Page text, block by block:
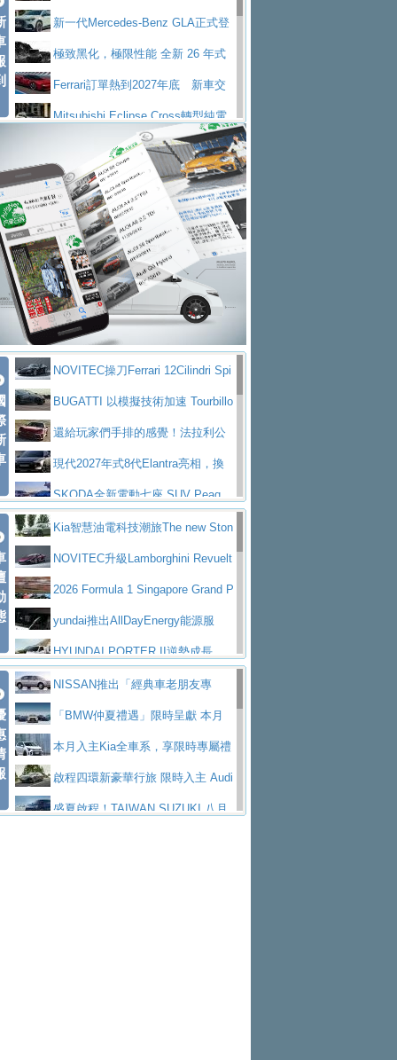
駕，MAZDA CX-90 33T AWD Premium Ca
ptain Seat
EV
技的座駕! Ford Territory中型油電休旅
SO Super Great今日在台登場，結合先進安
ntis四品牌經銷權，全新多品牌旗艦展示中
心開幕啟用
屏東特搜大隊再添新利器 SITRAK
救助器材車買氣不衰、SUZUKI經銷商勇於開啟
全新大店，新北都鈴木占地500坪土城旗艦
展示中心開幕
2025第七屆ISUZU運轉職人挑戰賽
熱血登場 展現極致車技與專業職人精神
H2GP世界總決賽圓滿落幕 台灣團
隊表現精彩淨零減碳指標性應用 純電動水泥預
拌車 消防車除了滅火裝備還需要什麼？
一探SITRAK “準” 消防車的究竟
大益金龍初試啼聲，汽柴油5噸貨車
不是對手正宗年鑑2025年全球自動車年鑑1月
下旬問世！2024第六屆ISUZU運轉職人挑戰賽
首度前進南台灣熱烈開戰
豪華電能休旅新星 Audi Q4 Sportba
ck 55 e-tron S lineScania Taiwan 逆風而行，加深力
道投資布局
per Tourer的顛峰之作
新一代Mercedes-Benz GLA正式登
場 續航最高657公里、支援320kW快充
極致黑化，極限性能 全新 26 年式
DEFENDER OCTA BLACK 限量登台
Ferrari訂單熱到2027年底 新車交
付至少得等一年以上
Mitsubishi Eclipse Cross轉型純電
休旅 87kWh電池續航超過600公里
全新BMW 318i Touring豪華旅行車
全台限量200台 進化現型
不等零關稅的紅利，Jeep品牌今日
起展開首批車交車
Volvo EX60 即將叩關，靜肅性、底
盤與數位介面搶先揭露
Audi Q9 將於 2026 年底上市 旗艦
大型 SUV 鎖定七人座豪華市場
BMW攜手漫威電影【蜘蛛人：重生
日】 Skoda 發表全新 Peaq 內裝：七人
座純電旗艦 SUV，行李廂最大可達 935 公
升
全新純電 Mercedes-Benz C 400 4
MATIC Electric 登場
奢華與科技大躍進，MAZDA全新3
代CX-5全方位進化提前亮相並展開預售94.9
萬起
馬自達公布 2027 年式 MX-5 更
新，新增 Yakudo 特別版
Skoda Peaq 發表全新電動動力系
統 最長續航逾 640 公里、支援雙向供電
BMW M2 首度導入 xDrive 四驅，
美國與瑞士需求成關鍵推手
The all-new T-Roc 魅力 自成焦點
Maserati GT2 Stradale「Tribute to
MC12」全球首度亮相
迎接 RANGE ROVER 品牌家族第
五位成員 全新 RANGE ROVER GT 預告登
場
造型華麗時尚、科技座艙再進化，P
eugeot 208小改款發表上市94.8萬起
NOVITEC操刀Ferrari 12Cilindri Spi
der 碳纖維空力、鍛造輪圈與Inconel排氣
上身
BUGATTI 以模擬技術加速 Tourbillo
n 動態開發還給玩家們手排的感覺！法拉利公
布12Cilidri Manaule手排超跑產品細節
現代2027年式8代Elantra亮相，換
裝更銳利的造型、更先進的資訊娛樂系統及
更高效的動力
SKODA全新電動七座 SUV Peaq
問世，擁有品牌史上最寬敞且豪華的座艙
AUDI推出首款高性能油電超跑Nuvo
lari，0到100公里加速2.6秒、極速350公里
／小時
百年三叉戟傳奇再啟程 Maserati 重
返 1000 Miglia 傳承競速榮耀
法拉利首款純電跑車Luce亮相，最
大馬力超過1000匹並具備530公里最大續航
里程
小車大空間、座艙科技更先進，SK
ODA發表全新純電跨界休旅Eipq祭平民化車
價89萬起
賓士AMG.EA專屬平台首作，Merc
edes-AMG 全新GT 4-Door Coupe全球首發
福斯推出首款GTI純電性能掀背ID.
Polo GTI，擁有226匹馬力和零百加速 6.8
秒的實力
Jaguar 公布四門 GT車款正式車名
為JAGUAR TYPE 01
終於跟上進度，LEXUS發表首款三
排六座純電旗艦休旅 TZ
有錢也買不到的Golf R！福斯打造
全新Golf R 24h賽車將挑戰紐柏林24小時耐
SKODA公布全新小型純電跨界休旅
Kia智慧油電科技潮旅The new Ston
ic 1-7月累計銷量創歷史新高
NOVITEC升級Lamborghini Revuelt
o 綜效輸出增至1,048匹
2026 Formula 1 Singapore Grand P
rix 新加坡大獎賽 Audi 極速之旅開放報名
yundai推出AllDayEnergy能源服
務 讓電動車化身行動儲能系統
HYUNDAI PORTER II逆勢成長，
勇奪中型貨車銷售冠軍
父親節霸氣獻禮！PGO 威力125 最
低入手價 $60,900 起 省油ｘ安全ｘ大空間
陪爸爸輕鬆
福斯商旅挺頭家 推出「德系質感 精
算圓夢」專案和運租車榮獲國家品牌玉山獎 以智
慧移動與綠能創新
Volvo Trucks 承諾成為高科技供應
鏈的可靠夥伴XFORCE攜手臺南祀典大天后宮 試
NISSAN推出「經典車老朋友專
案」 以匠人精神煥新珍品座駕
「BMW仲夏禮遇」限時呈獻 本月
入主即享尊榮豪華五星假期 多元優購方案
同步實施
本月入主Kia全車系，享限時專屬禮
遇 啟程四環新豪華行旅 限時入主 Audi
A6 旗艦陣容 低月付5,888元起及3 年乙式險
盛夏啟程！TAIWAN SUZUKI 八月